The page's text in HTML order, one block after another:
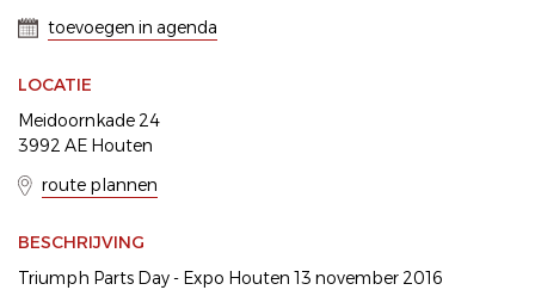
toevoegen in agenda
LOCATIE
Meidoornkade 24
3992 AE Houten
route plannen
BESCHRIJVING
Triumph Parts Day - Expo Houten 13 november 2016